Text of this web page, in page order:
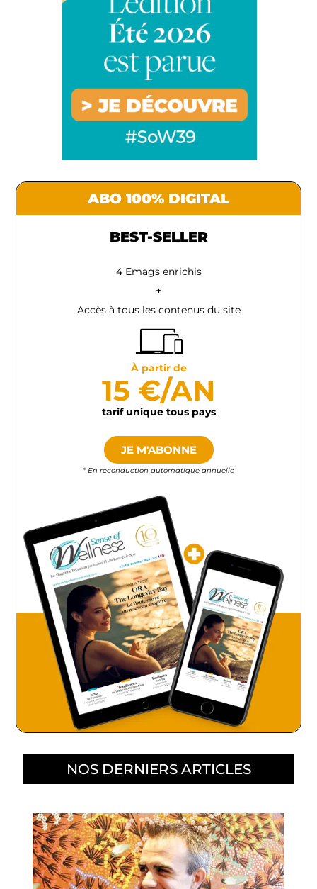
ABO 100% DIGITAL
BEST-SELLER
4 Emags enrichis
+
Accès à tous les contenus du site
À partir de
15 €/AN
tarif unique tous pays
JE M'ABONNE
* En reconduction automatique annuelle
NOS DERNIERS ARTICLES